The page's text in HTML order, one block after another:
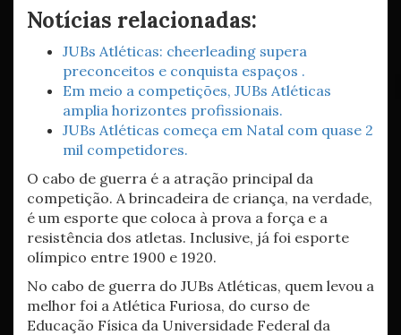
Notícias relacionadas:
JUBs Atléticas: cheerleading supera
preconceitos e conquista espaços .
Em meio a competições, JUBs Atléticas
amplia horizontes profissionais.
JUBs Atléticas começa em Natal com quase 2
mil competidores.
O cabo de guerra é a atração principal da
competição. A brincadeira de criança, na verdade,
é um esporte que coloca à prova a força e a
resistência dos atletas. Inclusive, já foi esporte
olímpico entre 1900 e 1920.
No cabo de guerra do JUBs Atléticas, quem levou a
melhor foi a Atlética Furiosa, do curso de
Educação Física da Universidade Federal da